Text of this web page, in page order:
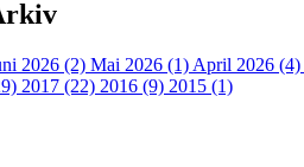
2026 (2) Mai 2026 (1) April 2026 (4)
2017 (22) 2016 (9) 2015 (1)